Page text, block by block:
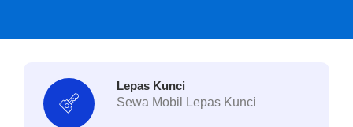
Lepas Kunci
Sewa Mobil Lepas Kunci